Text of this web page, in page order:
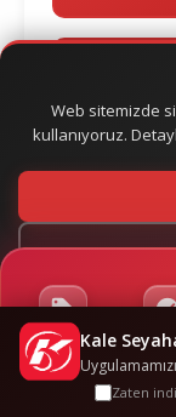
Gebze -
Otobüs
Gebze -
Otobüs Bileti
Kampanyalar
Web sitemizde
kullanıyoruz.
Kale
Zaten